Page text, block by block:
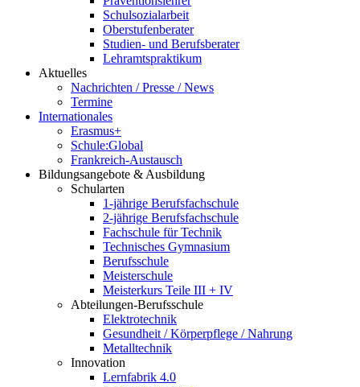
Schulsozialarbeit
Oberstufenberater
Studien- und Berufsberater
Lehramtspraktikum
Aktuelles
Nachrichten / Presse / News
Termine
Internationales
Erasmus+
Schule:Global
Frankreich-Austausch
Bildungsangebote & Ausbildung
Schularten
1-jährige Berufsfachschule
2-jährige Berufsfachschule
Fachschule für Technik
Technisches Gymnasium
Berufsschule
Meisterschule
Meisterkurs Teile III + IV
Abteilungen-Berufsschule
Elektrotechnik
Gesundheit / Körperpflege / Nahrung
Metalltechnik
Innovation
Lernfabrik 4.0